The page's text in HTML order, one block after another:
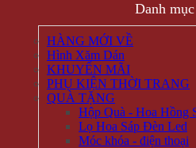
Danh
HÀNG MỚI VỀ
Hình Xăm Dán
KHUYẾN MÃI
PHỤ KIỆN THỜI TRANG
QUÀ TẶNG
Hộp Quà - Hoa Hồng
Lọ Hoa Sáp Đèn Led
Móc khóa - điện thoại